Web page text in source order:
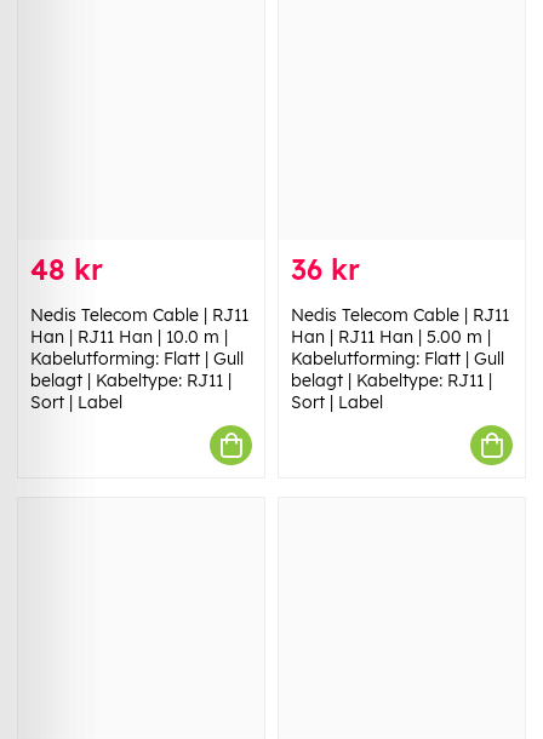
48 kr
Nedis Telecom Cable | RJ11
Han | RJ11 Han | 10.0 m |
Kabelutforming: Flatt | Gull
belagt | Kabeltype: RJ11 |
Sort | Label
36 kr
Nedis Telecom Cable | RJ11
Han | RJ11 Han | 5.00 m |
Kabelutforming: Flatt | Gull
belagt | Kabeltype: RJ11 |
Sort | Label